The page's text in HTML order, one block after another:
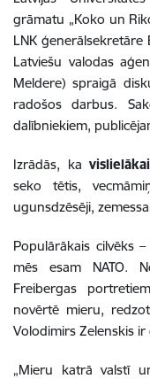
grāmatu „Koko un
LNK
Latviešu valodas
Meldere) spraigā
radošos darbus.
dalībniekiem,
Izrādās, ka
seko tētis,
ugunsdzēsēji,
Populārākais cilvēks
mēs esam NATO.
Freibergas
novērtē mieru,
Volodimirs Zelenskis
„Mieru katrā valstī